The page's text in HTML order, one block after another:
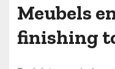
Meubels
finishing